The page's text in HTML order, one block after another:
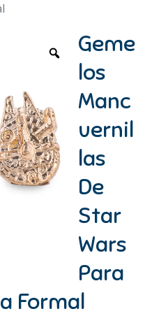
Geme
los
Manc
uernil
las
De
Star
Wars
Para
Formal